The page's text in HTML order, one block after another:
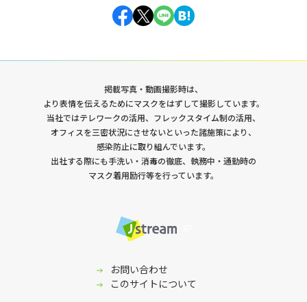
Facebook
Twitter
LineHatena
掲載写真・動画撮影時は、
より表情を伝えるためにマスクをはずして撮影しています。
当社ではテレワークの活用、フレックスタイム制の活用、
オフィスを三密状況にさせないといった諸施策により、
感染防止に取り組んでいます。
出社する際にも手洗い・消毒の徹底、執務中・通勤時の
マスク着用励行等を行っています。
お問い合わせ
このサイトについて